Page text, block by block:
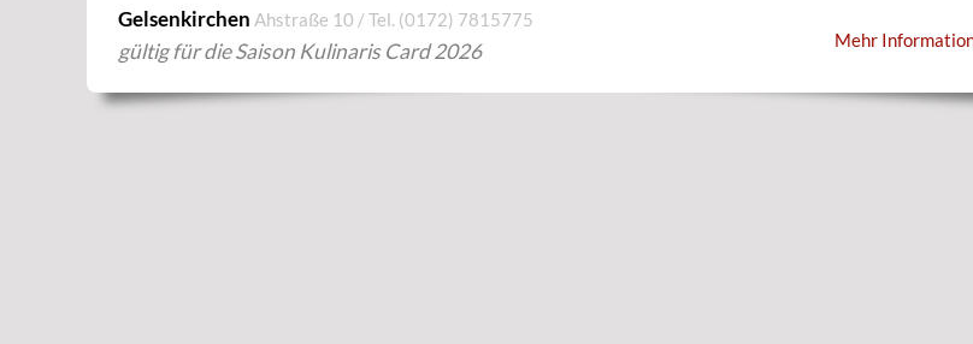
Gelsenkirchen Ahstraße 10 / Tel. (0172) 7815775
gültig für die Saison Kulinaris Card 2026 Mehr